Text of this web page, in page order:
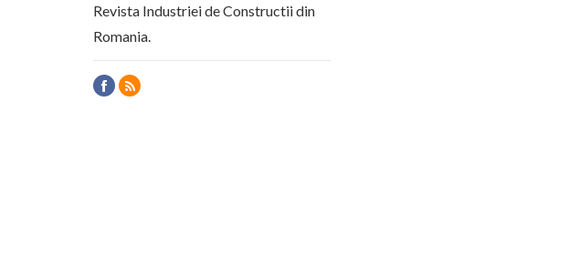
Revista Industriei de Constructii din
Romania.